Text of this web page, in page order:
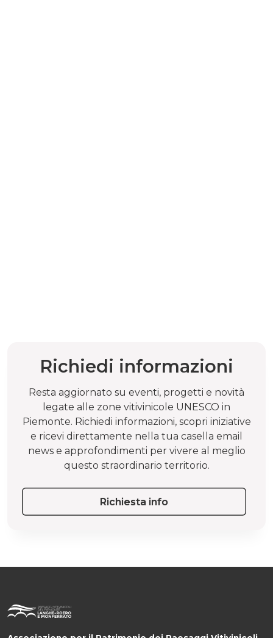
Richiedi informazioni
Resta aggiornato su eventi, progetti e novità
legate alle zone vitivinicole UNESCO in
Piemonte. Richiedi informazioni, scopri iniziative
e ricevi direttamente nella tua casella email
news e approfondimenti per vivere al meglio
questo straordinario territorio.
Richiesta info